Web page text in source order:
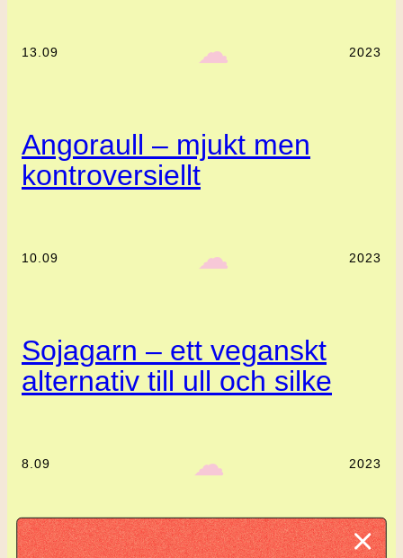
13.09 ‎ ‎‎ ☁︎‎‎ 2023
Angoraull – mjukt men
kontroversiellt
10.09 ‎ ‎‎ ☁︎‎‎ 2023
Sojagarn – ett veganskt
alternativ till ull och silke
8.09 ‎ ‎‎ ☁︎‎‎ 2023